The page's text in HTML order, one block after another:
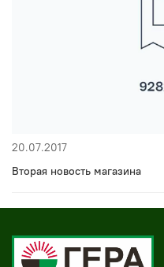
20.07.2017
Вторая новость магазина